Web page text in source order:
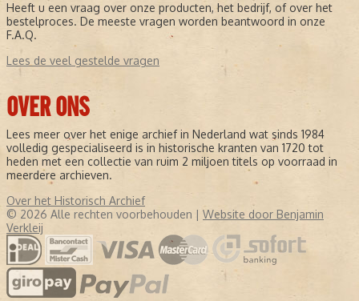
Heeft u een vraag over onze producten, het bedrijf, of over het
bestelproces. De meeste vragen worden beantwoord in onze
F.A.Q.
Lees de veel gestelde vragen
OVER ONS
Lees meer over het enige archief in Nederland wat sinds 1984
volledig gespecialiseerd is in historische kranten van 1720 tot
heden met een collectie van ruim 2 miljoen titels op voorraad in
meerdere archieven.
Over het Historisch Archief
© 2026 Alle rechten voorbehouden | Website door Benjamin
Verkleij